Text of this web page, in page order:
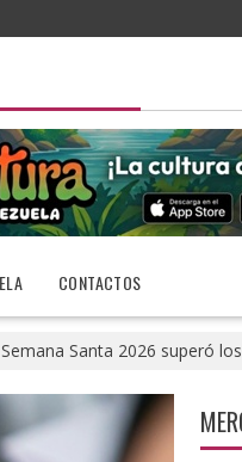
CONTACTOS
Santa 2026 superó